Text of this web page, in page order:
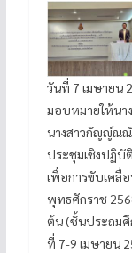
วันที่ 7 เมษายน
มอบหมายให้นา
นางสาวกัญญ์ณณั
ประชุมเชิงปฏิบั
เพื่อการขับเคลื่
พุทธศักราช
ต้น (ชั้นประถมศึ
ที่ 7-9 เมษายน